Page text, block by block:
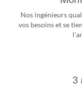
Nos ingénieurs
vos besoins et se
3